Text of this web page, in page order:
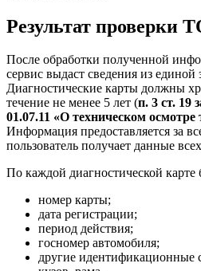
Результат проверки
После обработки полученной
сервис выдаст сведения из единой
Диагностические карты должны
течение не менее 5 лет (п. 3 ст. 19
01.07.11 «О техническом осмотре
Информация предоставляется за
пользователь получает данные
По каждой диагностической карте
номер карты;
дата регистрации;
период действия;
госномер автомобиля;
другие идентификационные